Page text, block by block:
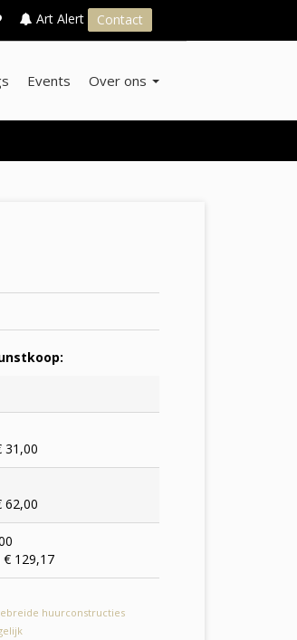
Art Alert Contact
Events Over ons
31,00
62,00
129,17
huurconstructies